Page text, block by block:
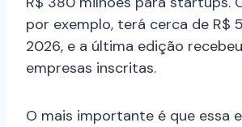
por exemplo, terá cerca de R$
2026, e a última edição
empresas inscritas.
O mais importante é que essa